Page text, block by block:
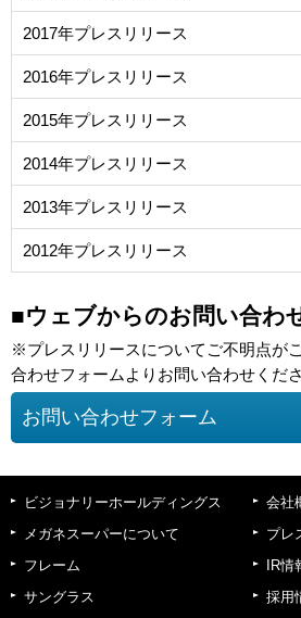
2017年プレスリリース
2016年プレスリリース
2015年プレスリリース
2014年プレスリリース
2013年プレスリリース
2012年プレスリリース
■ウェブからのお問い合わ
※プレスリリースについてご不明点が
合わせフォームよりお問い合わせくださ
お問い合わせフォーム
ビジョナリーホールディングス
メガネスーパーについて
フレーム
サングラス
会社
プレ
IR情
採用